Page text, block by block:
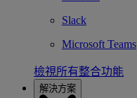
Slack
Microsoft Teams
檢視所有整合功能
解決方案